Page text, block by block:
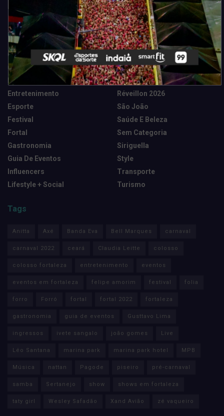
Categorias
Camarote Vip Junino
Cidade
Destaques
Entretenimento
Esporte
Festival
Fortal
Gastronomia
Guia De Eventos
Influencers
Lifestyle + Social
Marketing E Negócios
Música
News Tech
Réveillon 2026
São João
Saúde E Beleza
Sem Categoria
Siriguella
Style
Transporte
Turismo
Tags
Anitta Axé Banda Eva Bell Marques carnaval
carnaval 2022 ceará Claudia Leitte colosso
colosso fortaleza entretenimento eventos
eventos em fortaleza felipe amorim festival folia
forro Forró fortal fortal 2022 fortaleza
gastronomia guia de eventos Gusttavo Lima
ingressos ivete sangalo joão gomes Live
Léo Santana marina park marina park hotel MPB
Música nattan Pagode piseiro pré-carnaval
samba Sertanejo show shows em fortaleza
taty girl Wesley Safadão Xand Avião zé vaqueiro